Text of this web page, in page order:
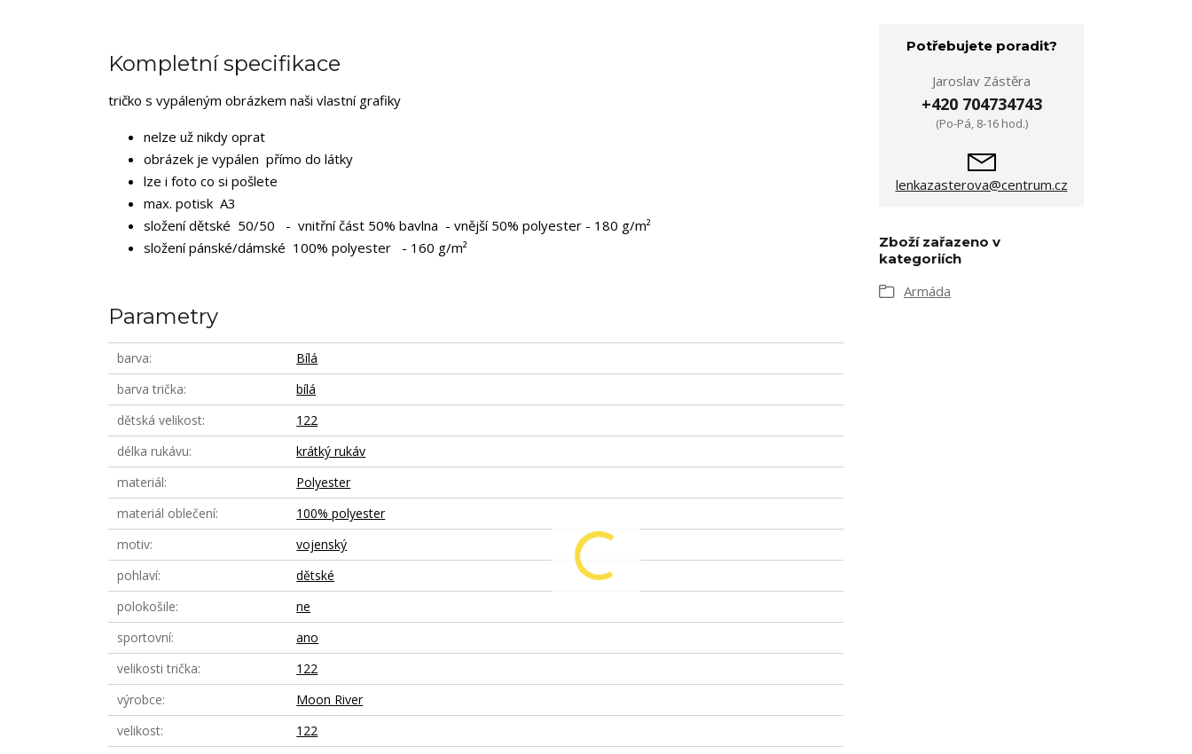
Kompletní specifikace
tričko s vypáleným obrázkem naši vlastní grafiky
nelze už nikdy oprat
obrázek je vypálen přímo do látky
lze i foto co si pošlete
max. potisk A3
složení dětské 50/50 - vnitřní část 50% bavlna - vnější 50% polyester - 180 g/m²
složení pánské/dámské 100% polyester - 160 g/m²
Parametry
barva
Bílá
barva trička
bílá
dětská velikost
122
délka rukávu
krátký rukáv
materiál
Polyester
materiál oblečení
100% polyester
motiv
vojenský
pohlaví
dětské
polokošile
ne
sportovní
ano
velikosti trička
122
výrobce
Moon River
velikost
122
Potřebujete poradit?
Jaroslav Zástěra
+420 704734743
(Po-Pá, 8-16 hod.)
lenkazasterova@centrum.cz
Zboží zařazeno v
kategoriích
Armáda